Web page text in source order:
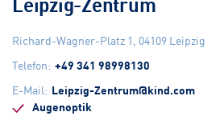
Richard-Wagner-Platz 1, 04109 Leipzig
Telefon: +49 341 98998130
E-Mail: Leipzig-Zentrum@kind.com
Augenoptik